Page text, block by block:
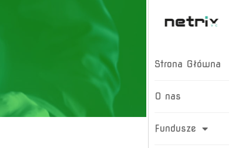
Strona Główna
O nas
Fundusze